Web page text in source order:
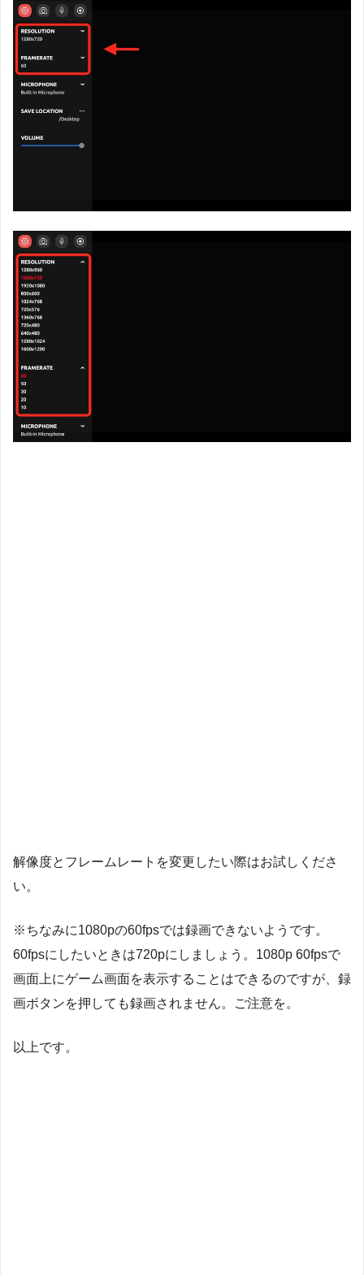
解像度とフレームレートを変更したい際はお試しくださ
い。
※ちなみに1080pの60fpsでは録画できないようです。
60fpsにしたいときは720pにしましょう。1080p 60fpsで
画面上にゲーム画面を表示することはできるのですが、録
画ボタンを押しても録画されません。ご注意を。
以上です。